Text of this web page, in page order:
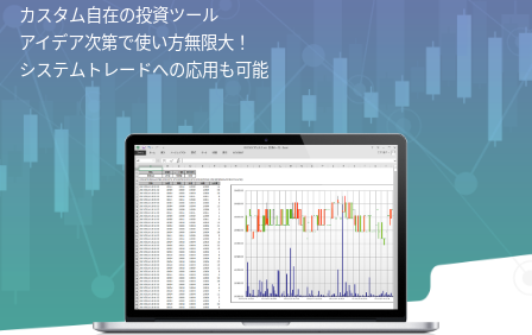
カスタム自在の投資ツール
アイデア次第で使い方無限大！
システムトレードへの応用も可能